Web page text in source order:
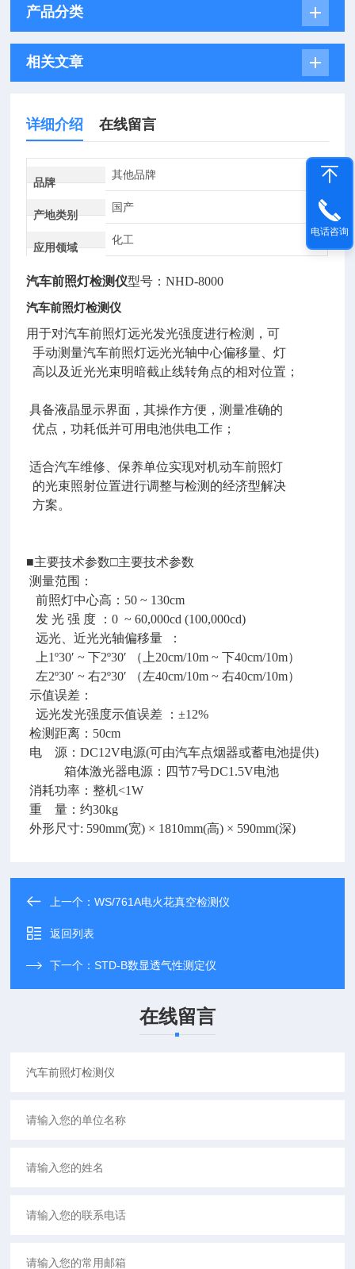
产品分类
相关文章
详细介绍 在线留言
品牌
其他品牌
产地类别
国产
应用领域
化工
汽车前照灯检测仪型号：NHD-8000
汽车前照灯检测仪
用于对汽车前照灯远光发光强度进行检测，可
手动测量汽车前照灯远光光轴中心偏移量、灯
高以及近光光束明暗截止线转角点的相对位置；
具备液晶显示界面，其操作方便，测量准确的
优点，功耗低并可用电池供电工作；
适合汽车维修、保养单位实现对机动车前照灯
的光束照射位置进行调整与检测的经济型解决
方案。
■主要技术参数□主要技术参数
测量范围：
前照灯中心高：50 ~ 130cm
发 光 强 度 ：0 ~ 60,000cd (100,000cd)
远光、近光光轴偏移量 ：
上1º30′ ~ 下2º30′ （上20cm/10m ~ 下40cm/10m）
左2º30′ ~ 右2º30′ （左40cm/10m ~ 右40cm/10m）
示值误差：
远光发光强度示值误差 ：±12%
检测距离：50cm
电 源：DC12V电源(可由汽车点烟器或蓄电池提供)
箱体激光器电源：四节7号DC1.5V电池
消耗功率：整机<1W
重 量：约30kg
外形尺寸: 590mm(宽) × 1810mm(高) × 590mm(深)
上一个：WS/761A电火花真空检测仪
返回列表
下一个：STD-B数显透气性测定仪
在线留言
电话咨询